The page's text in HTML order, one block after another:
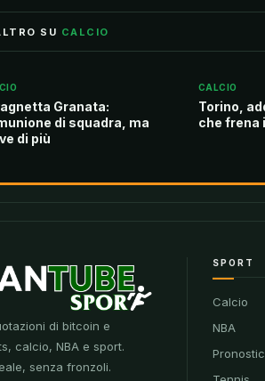
SU CALCIO
Granata:
di squadra, ma
di più
CALCIO
Torino,
che frena
di bitcoin e
calcio, NBA e sport.
senza fronzoli.
SPORT
Calcio
NBA